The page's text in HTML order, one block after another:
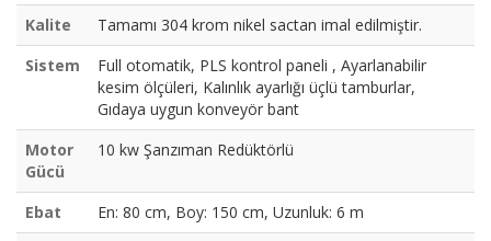
Kalite
Tamamı 304 krom nikel sactan imal edilmiştir.
Sistem
Full otomatik, PLS kontrol paneli , Ayarlanabilir
kesim ölçüleri, Kalınlık ayarlığı üçlü tamburlar,
Gıdaya uygun konveyör bant
Motor
Gücü
10 kw Şanzıman Redüktörlü
Ebat
En: 80 cm, Boy: 150 cm, Uzunluk: 6 m